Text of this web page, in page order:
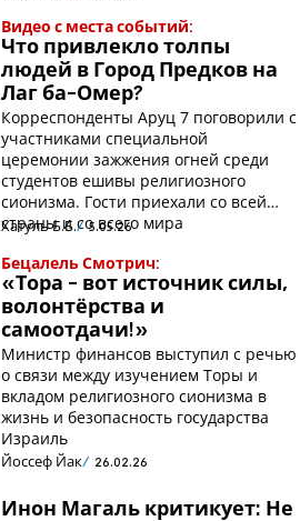
Видео с места событий:
Что привлекло толпы
людей в Город Предков на
Лаг ба-Омер?
Корреспонденты Аруц 7 поговорили с
участниками специальной
церемонии зажжения огней среди
студентов ешивы религиозного
сионизма. Гости приехали со всей
страны и со всего мира
Хатуль Б.Б. 5.05.26
Бецалель Смотрич:
«Тора - вот источник силы,
волонтёрства и
самоотдачи!»
Министр финансов выступил с речью
о связи между изучением Торы и
вкладом религиозного сионизма в
жизнь и безопасность государства
Израиль
Йоссеф Йак 26.02.26
Инон Магаль критикует: Не